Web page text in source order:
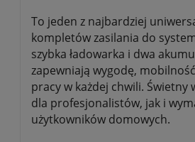
To jeden z najbardziej
kompletów zasilania do
szybka ładowarka i dwa
zapewniają wygodę,
pracy w każdej chwili. Świetny
dla profesjonalistów, jak i
użytkowników domowych.